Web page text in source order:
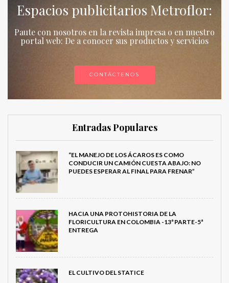
Espacios publicitarios Metroflor:
Paute con nosotros en la revista impresa o en nuestro
portal web: De a conocer sus productos y servicios
CONTÁCTENOS
Entradas Populares
“EL MANEJO DE LOS ÁCAROS ES COMO
CONDUCIR UN CAMIÓN CUESTA ABAJO: NO
PUEDES ESPERAR AL FINAL PARA FRENAR”
HACIA UNA PROTOHISTORIA DE LA
FLORICULTURA EN COLOMBIA -13ª PARTE-5ª
ENTREGA
EL CULTIVO DEL STATICE